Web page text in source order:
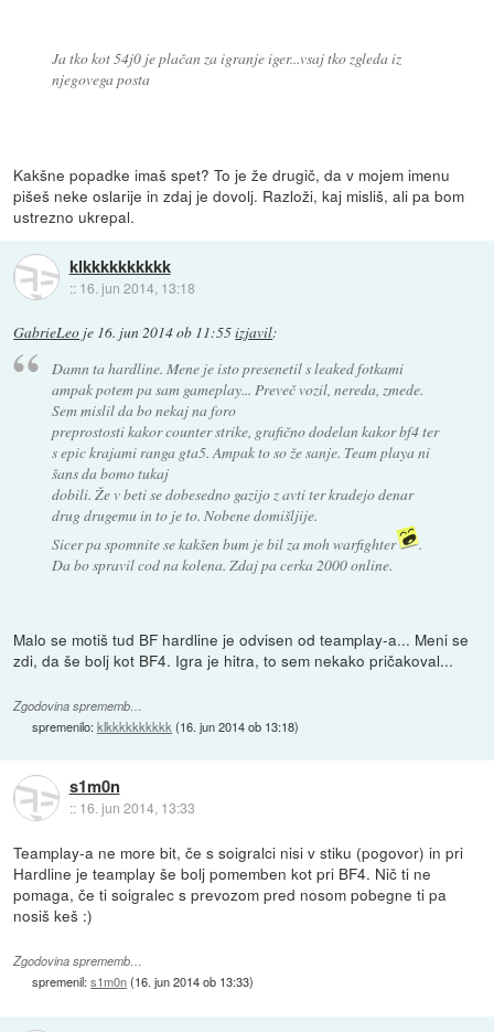
Ja tko kot 54j0 je plačan za igranje iger...vsaj tko zgleda iz
njegovega posta
Kakšne popadke imaš spet? To je že drugič, da v mojem imenu
pišeš neke oslarije in zdaj je dovolj. Razloži, kaj misliš, ali pa bom
ustrezno ukrepal.
klkkkkkkkkkk
:: 16. jun 2014, 13:18
GabrieLeo je 16. jun 2014 ob 11:55izjavil:
Damn ta hardline. Mene je isto presenetil s leaked fotkami
ampak potem pa sam gameplay... Preveč vozil, nereda, zmede.
Sem mislil da bo nekaj na foro
preprostosti kakor counter strike, grafično dodelan kakor bf4 ter
s epic krajami ranga gta5. Ampak to so že sanje. Team playa ni
šans da bomo tukaj
dobili. Že v beti se dobesedno gazijo z avti ter kradejo denar
drug drugemu in to je to. Nobene domišljije.
Sicer pa spomnite se kakšen bum je bil za moh warfighter
.
Da bo spravil cod na kolena. Zdaj pa cerka 2000 online.
Malo se motiš tud BF hardline je odvisen od teamplay-a... Meni se
zdi, da še bolj kot BF4. Igra je hitra, to sem nekako pričakoval...
Zgodovina sprememb…
spremenilo:klkkkkkkkkkk(16. jun 2014 ob 13:18)
s1m0n
:: 16. jun 2014, 13:33
Teamplay-a ne more bit, če s soigralci nisi v stiku (pogovor) in pri
Hardline je teamplay še bolj pomemben kot pri BF4. Nič ti ne
pomaga, če ti soigralec s prevozom pred nosom pobegne ti pa
nosiš keš :)
Zgodovina sprememb…
spremenil:s1m0n(16. jun 2014 ob 13:33)